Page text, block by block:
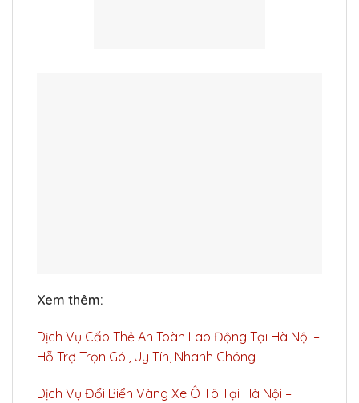
Xem thêm:
Dịch Vụ Cấp Thẻ An Toàn Lao Động Tại Hà Nội –
Hỗ Trợ Trọn Gói, Uy Tín, Nhanh Chóng
Dịch Vụ Đổi Biển Vàng Xe Ô Tô Tại Hà Nội –